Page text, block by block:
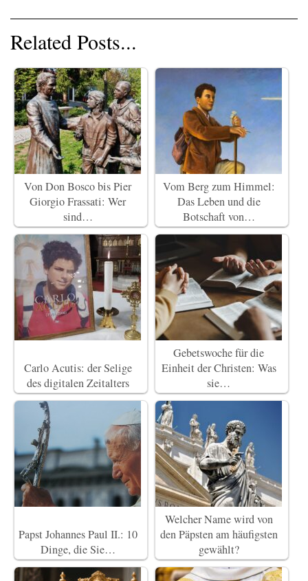
Related Posts...
Von Don Bosco bis Pier
Giorgio Frassati: Wer
sind…
Vom Berg zum Himmel:
Das Leben und die
Botschaft von…
Carlo Acutis: der Selige
des digitalen Zeitalters
Gebetswoche für die
Einheit der Christen: Was
sie…
Papst Johannes Paul II.: 10
Dinge, die Sie…
Welcher Name wird von
den Päpsten am häufigsten
gewählt?